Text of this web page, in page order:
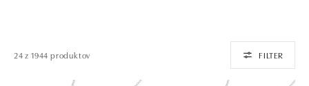
24 z 1944 produktov FILTER